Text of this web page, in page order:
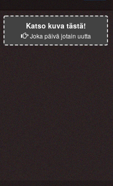
Katso kuva tästä!
Joka päivä jotain uutta